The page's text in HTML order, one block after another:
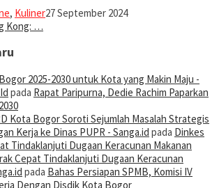
, Kuliner27 September 2024
Kong: …
2025-2030 untuk Kota yang Makin Maju -
pada Rapat Paripurna, Dedie Rachim Paparkan
Kota Bogor Soroti Sejumlah Masalah Strategis
Kerja ke Dinas PUPR - Sanga.id pada Dinkes
Tindaklanjuti Dugaan Keracunan Makanan
Cepat Tindaklanjuti Dugaan Keracunan
pada Bahas Persiapan SPMB, Komisi IV
Dengan Disdik Kota Bogor